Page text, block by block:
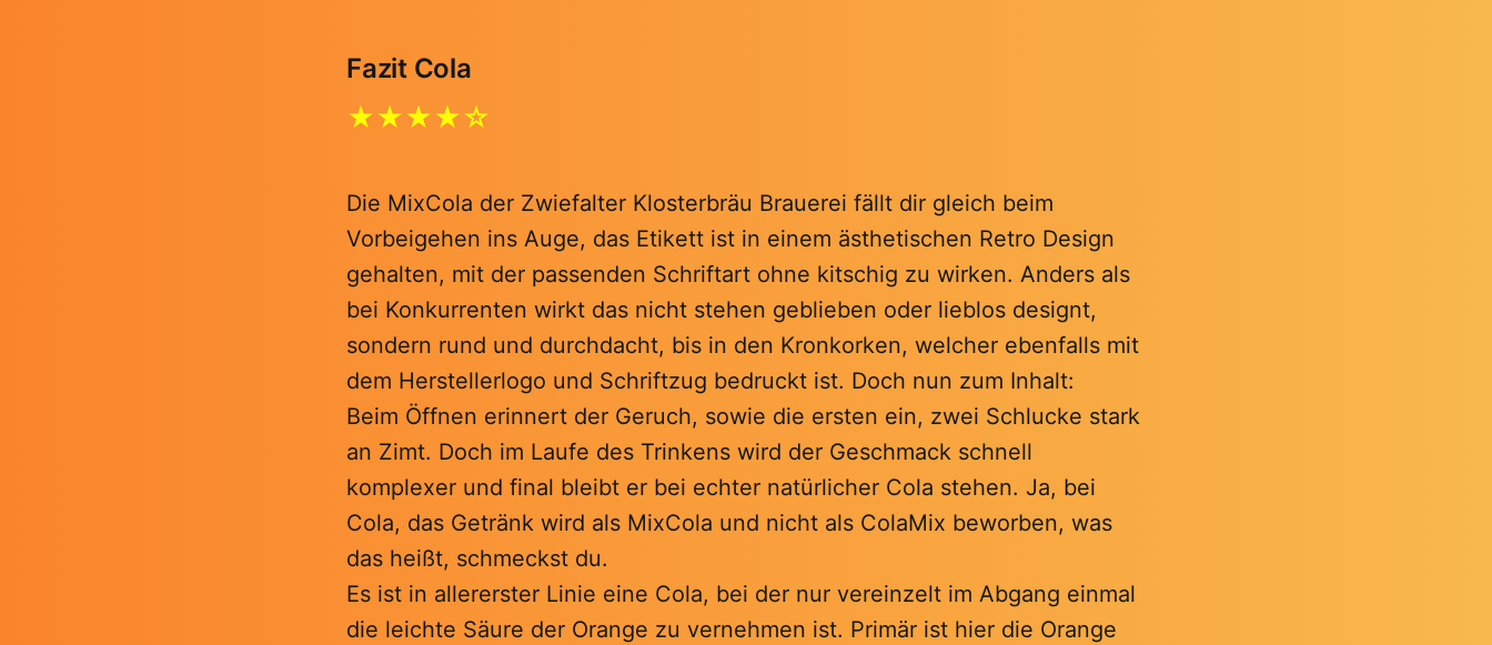
Fazit Cola
★★★★☆
Die MixCola der Zwiefalter Klosterbräu Brauerei fällt dir gleich beim
Vorbeigehen ins Auge, das Etikett ist in einem ästhetischen Retro Design
gehalten, mit der passenden Schriftart ohne kitschig zu wirken. Anders als
bei Konkurrenten wirkt das nicht stehen geblieben oder lieblos designt,
sondern rund und durchdacht, bis in den Kronkorken, welcher ebenfalls mit
dem Herstellerlogo und Schriftzug bedruckt ist. Doch nun zum Inhalt:
Beim Öffnen erinnert der Geruch, sowie die ersten ein, zwei Schlucke stark
an Zimt. Doch im Laufe des Trinkens wird der Geschmack schnell
komplexer und final bleibt er bei echter natürlicher Cola stehen. Ja, bei
Cola, das Getränk wird als MixCola und nicht als ColaMix beworben, was
das heißt, schmeckst du.
Es ist in allererster Linie eine Cola, bei der nur vereinzelt im Abgang einmal
die leichte Säure der Orange zu vernehmen ist. Primär ist hier die Orange